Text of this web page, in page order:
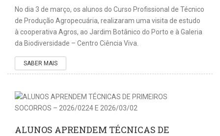
No dia 3 de março, os alunos do Curso Profissional de Técnico
de Produção Agropecuária, realizaram uma visita de estudo
à cooperativa Agros, ao Jardim Botânico do Porto e à Galeria
da Biodiversidade – Centro Ciência Viva.
SABER MAIS
ALUNOS APRENDEM TÉCNICAS DE